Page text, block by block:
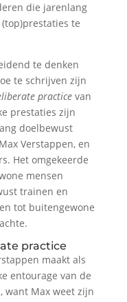
die jarenlang
te
te denken
te schrijven zijn
practicevan
prestaties zijn
doelbewust
Verstappen, en
Het omgekeerde
mensen
trainen en
tot buitengewone
practice
maakt als
entourage van de
want Max weet zijn